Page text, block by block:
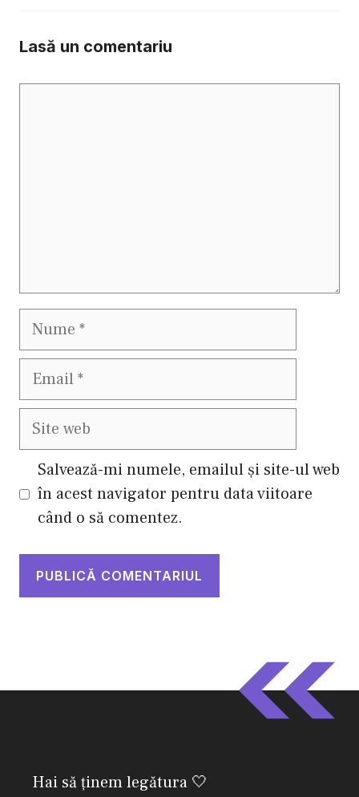
Lasă un comentariu
Nume
Email
Site
Salvează-mi numele, emailul și site-ul web
în acest navigator pentru data viitoare
când o să comentez.
Hai să ținem legătura 🤍